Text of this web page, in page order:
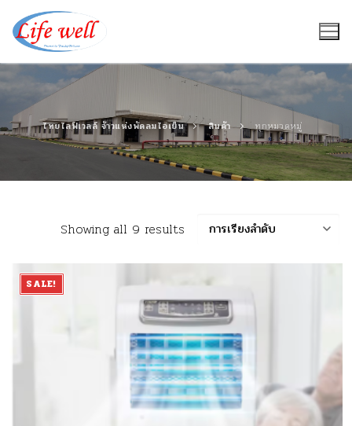
content
ไทยไลฟ์เวลล์ จ้าวแห่งพัดลมไอเย็น สินค้า ทุกหมวดหมู่
Showing all 9 results
SALE!